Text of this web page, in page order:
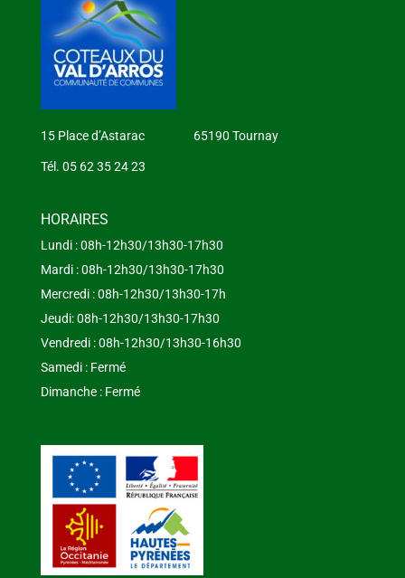
15 Place d’Astarac 65190 Tournay
Tél. 05 62 35 24 23
HORAIRES
Lundi : 08h-12h30/13h30-17h30
Mardi : 08h-12h30/13h30-17h30
Mercredi : 08h-12h30/13h30-17h
Jeudi: 08h-12h30/13h30-17h30
Vendredi : 08h-12h30/13h30-16h30
Samedi : Fermé
Dimanche : Fermé